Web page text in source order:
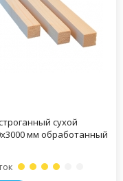
сухой
мм обработанный